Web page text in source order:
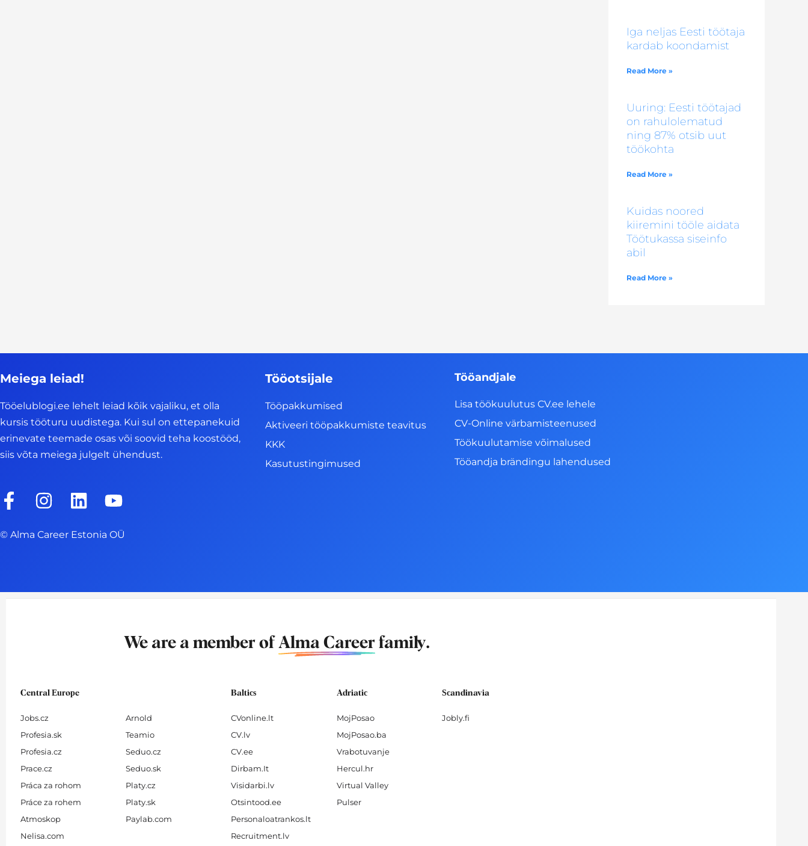
Iga neljas Eesti töötaja
kardab koondamist
Read More »
Uuring: Eesti töötajad
on rahulolematud
ning 87% otsib uut
töökohta
Read More »
Kuidas noored
kiiremini tööle aidata
Töötukassa siseinfo
abil
Read More »
Meiega leiad!
Tööelublogi.ee lehelt leiad kõik vajaliku, et olla
kursis tööturu uudistega. Kui sul on ettepanekuid
erinevate teemade osas või soovid teha koostööd,
siis võta meiega julgelt ühendust.
F
c
o
I
s
g
L
n
d
Y
u
b
© Alma Career Estonia OÜ
Tööotsijale
Tööpakkumised
Aktiveeri tööpakkumiste teavitus
KKK
Kasutustingimused
Tööandjale
Lisa töökuulutus CV.ee lehele
CV-Online värbamisteenused
Töökuulutamise võimalused
Tööandja brändingu lahendused
We are a member of Alma Careerfamily.
Central Europe
Jobs.cz
Profesia.sk
Profesia.cz
Prace.cz
Práca za rohom
Práce za rohem
Atmoskop
Nelisa.com
Arnold
Teamio
Seduo.cz
Seduo.sk
Platy.cz
Platy.sk
Paylab.com
Baltics
CVonline.lt
CV.lv
CV.ee
Dirbam.It
Visidarbi.lv
Otsintood.ee
Personaloatrankos.lt
Recruitment.lv
Adriatic
MojPosao
MojPosao.ba
Vrabotuvanje
Hercul.hr
Virtual Valley
Pulser
Scandinavia
Jobly.fi